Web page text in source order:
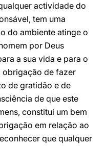
actividade do
tem uma
do ambiente atinge o
por Deus
a sua vida e para o
obrigação de fazer
de gratidão e de
de que este
constitui um bem
em relação ao
que qualquer